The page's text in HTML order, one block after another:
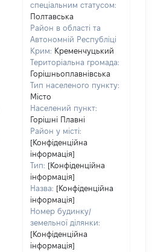
спеціальним статусом:
Полтавська
Район в області та
Автономній Республіці
Крим: Кременчуцький
Територіальна громада:
Горішньоплавнівська
Тип населеного пункту:
Місто
Населений пункт:
Горішні Плавні
Район у місті:
[Конфіденційна
інформація]
Тип: [Конфіденційна
інформація]
Назва: [Конфіденційна
інформація]
Номер будинку/
земельної ділянки:
[Конфіденційна
інформація]